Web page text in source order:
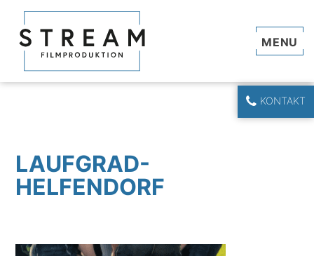
KONTAKT
LAUFGRAD-
HELFENDORF